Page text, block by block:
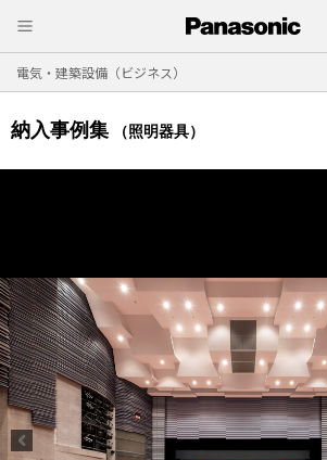
電気・建築設備（ビジネス）
納入事例集 （照明器具）